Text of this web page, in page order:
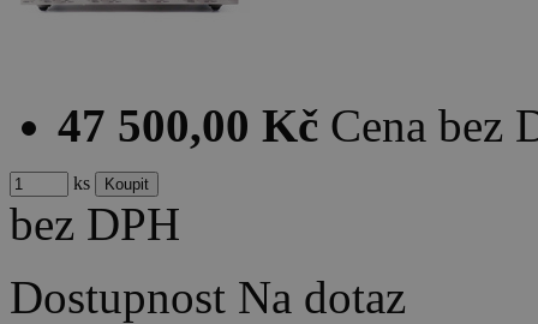
47 500,00 Kč Cena bez
ks
bez DPH
Dostupnost Na dotaz